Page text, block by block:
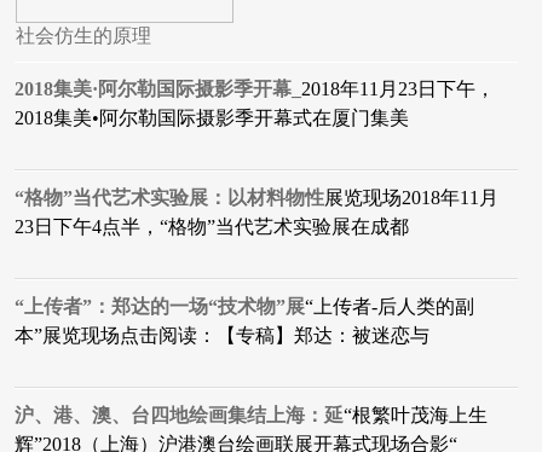
社会仿生的原理
2018集美·阿尔勒国际摄影季开幕_ 2018年11月23日下午，
2018集美•阿尔勒国际摄影季开幕式在厦门集美
“格物”当代艺术实验展：以材料物性展览现场2018年11月
23日下午4点半，“格物”当代艺术实验展在成都
“上传者”：郑达的一场“技术物”展“上传者-后人类的副
本”展览现场点击阅读：【专稿】郑达：被迷恋与
沪、港、澳、台四地绘画集结上海：延“根繁叶茂海上生
辉”2018（上海）沪港澳台绘画联展开幕式现场合影“